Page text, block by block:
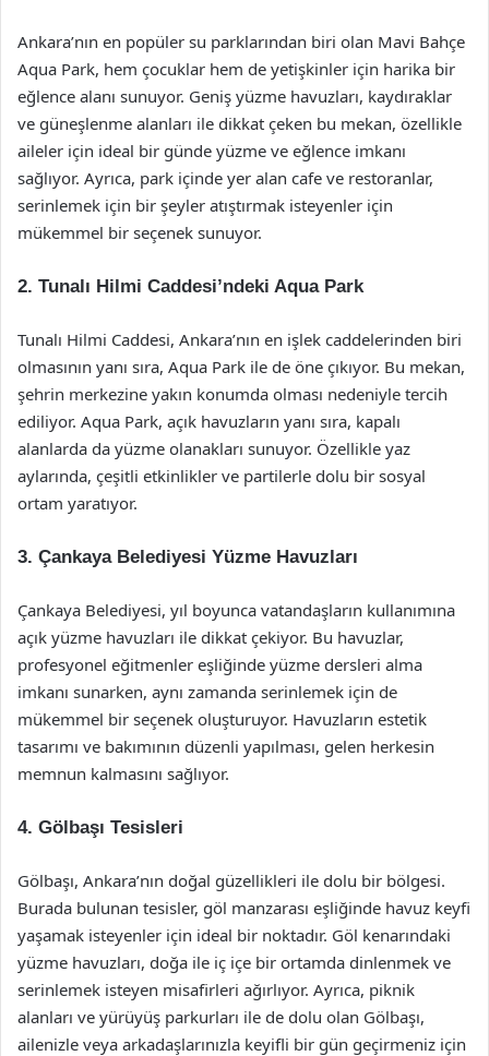
Ankara’nın en popüler su parklarından biri olan Mavi Bahçe
Aqua Park, hem çocuklar hem de yetişkinler için harika bir
eğlence alanı sunuyor. Geniş yüzme havuzları, kaydıraklar
ve güneşlenme alanları ile dikkat çeken bu mekan, özellikle
aileler için ideal bir günde yüzme ve eğlence imkanı
sağlıyor. Ayrıca, park içinde yer alan cafe ve restoranlar,
serinlemek için bir şeyler atıştırmak isteyenler için
mükemmel bir seçenek sunuyor.
2. Tunalı Hilmi Caddesi’ndeki Aqua Park
Tunalı Hilmi Caddesi, Ankara’nın en işlek caddelerinden biri
olmasının yanı sıra, Aqua Park ile de öne çıkıyor. Bu mekan,
şehrin merkezine yakın konumda olması nedeniyle tercih
ediliyor. Aqua Park, açık havuzların yanı sıra, kapalı
alanlarda da yüzme olanakları sunuyor. Özellikle yaz
aylarında, çeşitli etkinlikler ve partilerle dolu bir sosyal
ortam yaratıyor.
3. Çankaya Belediyesi Yüzme Havuzları
Çankaya Belediyesi, yıl boyunca vatandaşların kullanımına
açık yüzme havuzları ile dikkat çekiyor. Bu havuzlar,
profesyonel eğitmenler eşliğinde yüzme dersleri alma
imkanı sunarken, aynı zamanda serinlemek için de
mükemmel bir seçenek oluşturuyor. Havuzların estetik
tasarımı ve bakımının düzenli yapılması, gelen herkesin
memnun kalmasını sağlıyor.
4. Gölbaşı Tesisleri
Gölbaşı, Ankara’nın doğal güzellikleri ile dolu bir bölgesi.
Burada bulunan tesisler, göl manzarası eşliğinde havuz keyfi
yaşamak isteyenler için ideal bir noktadır. Göl kenarındaki
yüzme havuzları, doğa ile iç içe bir ortamda dinlenmek ve
serinlemek isteyen misafirleri ağırlıyor. Ayrıca, piknik
alanları ve yürüyüş parkurları ile de dolu olan Gölbaşı,
ailenizle veya arkadaşlarınızla keyifli bir gün geçirmeniz için